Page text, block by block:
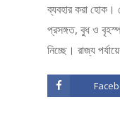
ব্যবহার করা হোক।
প্রসঙ্গত, বুধ ও
নিচ্ছে। রাজ্য